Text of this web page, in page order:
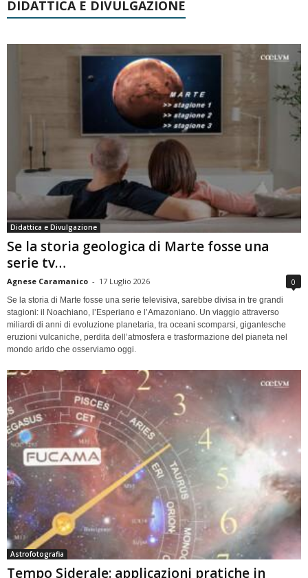
DIDATTICA E DIVULGAZIONE
Didattica e Divulgazione
Se la storia geologica di Marte fosse una
serie tv…
Agnese Caramanico - 17 Luglio 2026 0
Se la storia di Marte fosse una serie televisiva, sarebbe divisa in tre grandi
stagioni: il Noachiano, l’Esperiano e l’Amazoniano. Un viaggio attraverso
miliardi di anni di evoluzione planetaria, tra oceani scomparsi, gigantesche
eruzioni vulcaniche, perdita dell’atmosfera e trasformazione del pianeta nel
mondo arido che osserviamo oggi.
Astrofotografia
Tempo Siderale: applicazioni pratiche in